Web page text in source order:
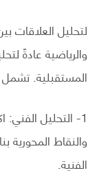
لتحليل العلاقات
والرياضية عادةً
المستقبلية.
1- التحليل
والنقاط المحورية
الفنية.